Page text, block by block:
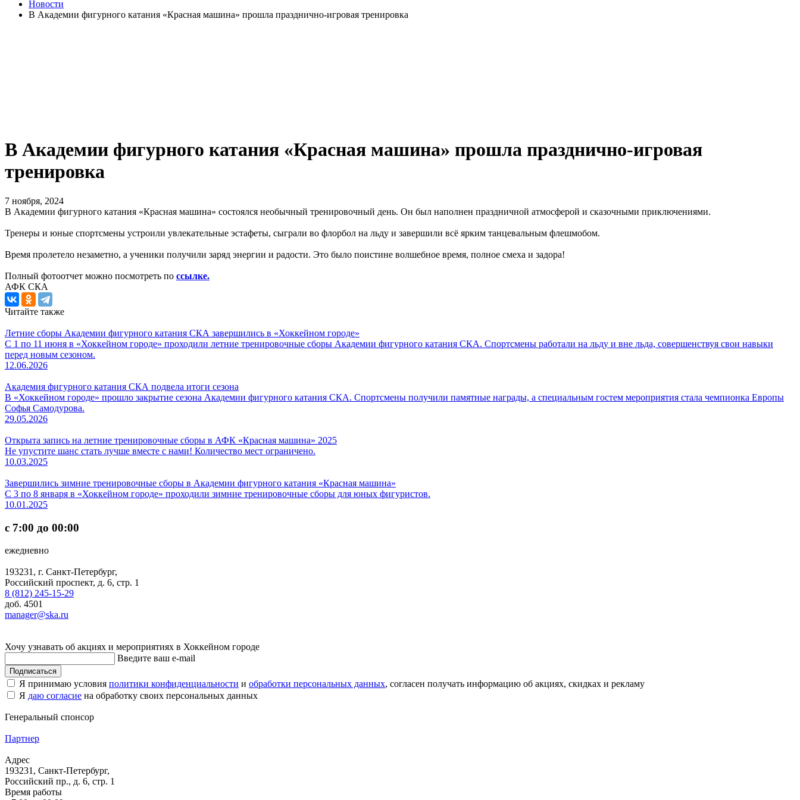
Новости
В Академии фигурного катания «Красная машина» прошла празднично-игровая тренировка
В Академии фигурного катания «Красная машина» прошла празднично-игровая
тренировка
7 ноября, 2024
В Академии фигурного катания «Красная машина» состоялся необычный тренировочный день. Он был наполнен праздничной атмосферой и сказочными приключениями.
Тренеры и юные спортсмены устроили увлекательные эстафеты, сыграли во флорбол на льду и завершили всё ярким танцевальным флешмобом.
Время пролетело незаметно, а ученики получили заряд энергии и радости. Это было поистине волшебное время, полное смеха и задора!
Полный фотоотчет можно посмотреть по ссылке.
АФК СКА
Читайте также
Летние сборы Академии фигурного катания СКА завершились в «Хоккейном городе»
С 1 по 11 июня в «Хоккейном городе» проходили летние тренировочные сборы Академии фигурного катания СКА. Спортсмены работали на льду и вне льда, совершенствуя свои навыки
перед новым сезоном.
12.06.2026
Академия фигурного катания СКА подвела итоги сезона
В «Хоккейном городе» прошло закрытие сезона Академии фигурного катания СКА. Спортсмены получили памятные награды, а специальным гостем мероприятия стала чемпионка Европы
Софья Самодурова.
29.05.2026
Открыта запись на летние тренировочные сборы в АФК «Красная машина» 2025
Не упустите шанс стать лучше вместе с нами! Количество мест ограничено.
10.03.2025
Завершились зимние тренировочные сборы в Академии фигурного катания «Красная машина»
С 3 по 8 января в «Хоккейном городе» проходили зимние тренировочные сборы для юных фигуристов.
10.01.2025
с 7:00 до 00:00
ежедневно
193231, г. Санкт-Петербург,
Российский проспект, д. 6, стр. 1
8 (812) 245-15-29
доб. 4501
manager@ska.ru
Хочу узнавать об акциях и мероприятиях в Хоккейном городе
Введите ваш e-mail
Подписаться
Я принимаю условия политики конфиденциальности и обработки персональных данных, согласен получать информацию об акциях, скидках и рекламу
Я даю согласие на обработку своих персональных данных
Генеральный спонсор
Партнер
Адрес
193231, Санкт-Петербург,
Российский пр., д. 6, стр. 1
Время работы